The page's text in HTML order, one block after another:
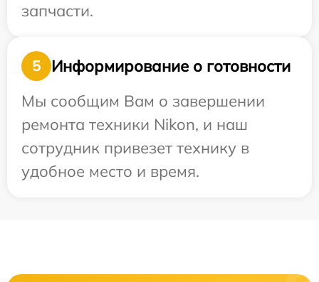
запчасти.
5
Информирование о готовности
Мы сообщим Вам о завершении
ремонта техники Nikon, и наш
сотрудник привезет технику в
удобное место и время.